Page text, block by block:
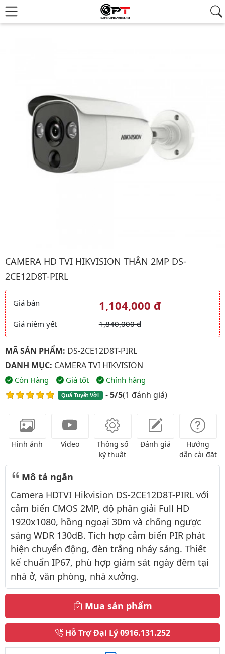
Hình ảnh đại diện của sản phẩm Camera HD TVI HIKVISION
CAMERA HD TVI HIKVISION THÂN 2MP DS-
2CE12D8T-PIRL
Giá và khuyến mãi
Giá bán 1,104,000 đ
Giá niêm yết 1,840,000 đ
MÃ SẢN PHẨM: DS-2CE12D8T-PIRL
DANH MỤC: CAMERA TVI HIKVISION
Còn Hàng Giá tốt Chính hãng
Quá Tuyệt Vời -5/5(1 đánh giá)
Hình ảnh Video
Thông số
kỹ thuật
Đánh giá
Hướng
dẫn cài đặt
Mô tả ngắn
Camera HDTVI Hikvision DS-2CE12D8T-PIRL với
cảm biến CMOS 2MP, độ phân giải Full HD
1920x1080, hồng ngoại 30m và chống ngược
sáng WDR 130dB. Tích hợp cảm biến PIR phát
hiện chuyển động, đèn trắng nháy sáng. Thiết
kế chuẩn IP67, phù hợp giám sát ngày đêm tại
nhà ở, văn phòng, nhà xưởng.
Mua sản phẩm
Hỗ Trợ Đại Lý0916.131.252